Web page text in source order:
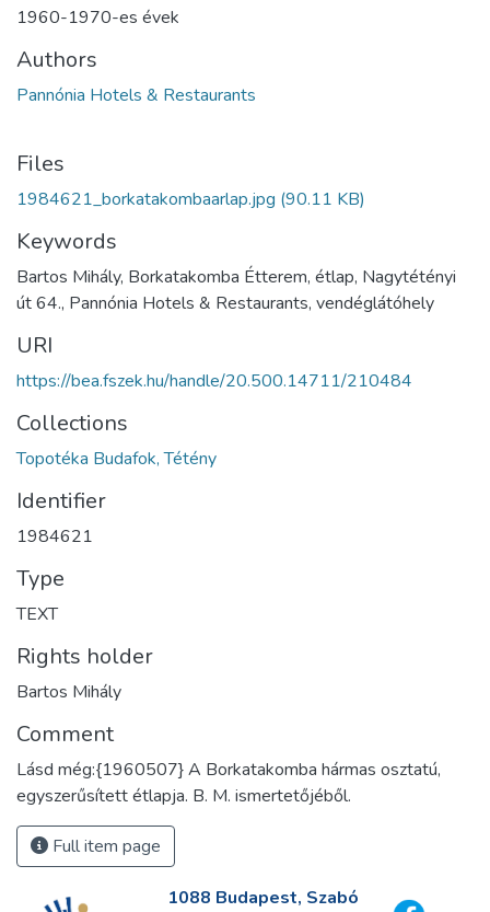
1960-1970-es évek
Authors
Pannónia Hotels & Restaurants
Files
1984621_borkatakombaarlap.jpg (90.11 KB)
Keywords
Bartos Mihály, Borkatakomba Étterem, étlap, Nagytétényi
út 64., Pannónia Hotels & Restaurants, vendéglátóhely
URI
https://bea.fszek.hu/handle/20.500.14711/210484
Collections
Topotéka Budafok, Tétény
Identifier
1984621
Type
TEXT
Rights holder
Bartos Mihály
Comment
Lásd még:{1960507} A Borkatakomba hármas osztatú,
egyszerűsített étlapja. B. M. ismertetőjéből.
Full item page
1088 Budapest, Szabó